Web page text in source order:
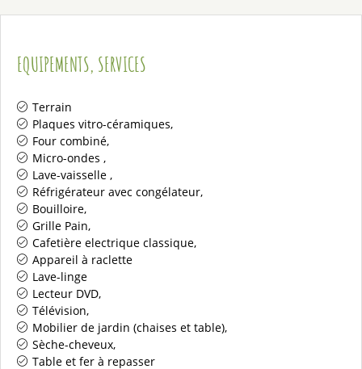
EQUIPEMENTS, SERVICES
Terrain
Plaques vitro-céramiques
Four combiné
Micro-ondes
Lave-vaisselle
Réfrigérateur avec congélateur
Bouilloire
Grille Pain
Cafetière electrique classique
Appareil à raclette
Lave-linge
Lecteur DVD
Télévision
Mobilier de jardin (chaises et table)
Sèche-cheveux
Table et fer à repasser